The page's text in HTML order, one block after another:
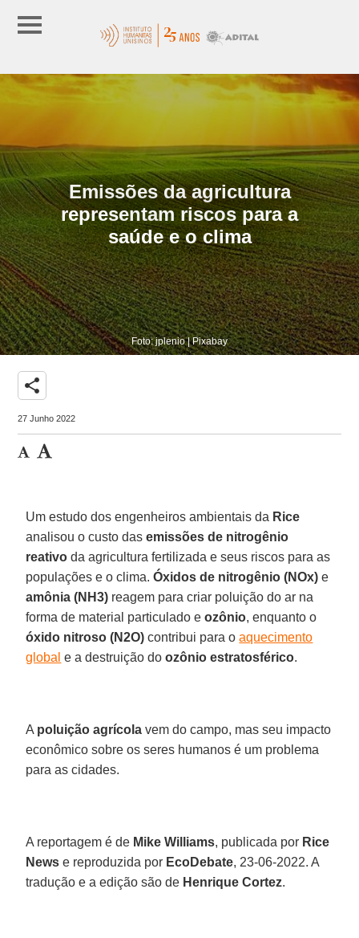
Emissões da agricultura
representam riscos para a
saúde e o clima
Foto: jplenio | Pixabay
share
27 Junho 2022
Um estudo dos engenheiros ambientais da Rice
analisou o custo dasemissões de nitrogênio
reativo da agricultura fertilizada e seus riscos para as
populações e o clima.Óxidos de nitrogênio (NOx) e
amônia (NH3) reagem para criar poluição do ar na
forma de material particulado eozônio, enquanto o
óxido nitroso (N2O) contribui para oaquecimento
global e a destruição doozônio estratosférico.
A poluição agrícola vem do campo, mas seu impacto
econômico sobre os seres humanos é um problema
para as cidades.
A reportagem é de Mike Williams, publicada por Rice
News e reproduzida por EcoDebate, 23-06-2022. A
tradução e a edição são de Henrique Cortez.